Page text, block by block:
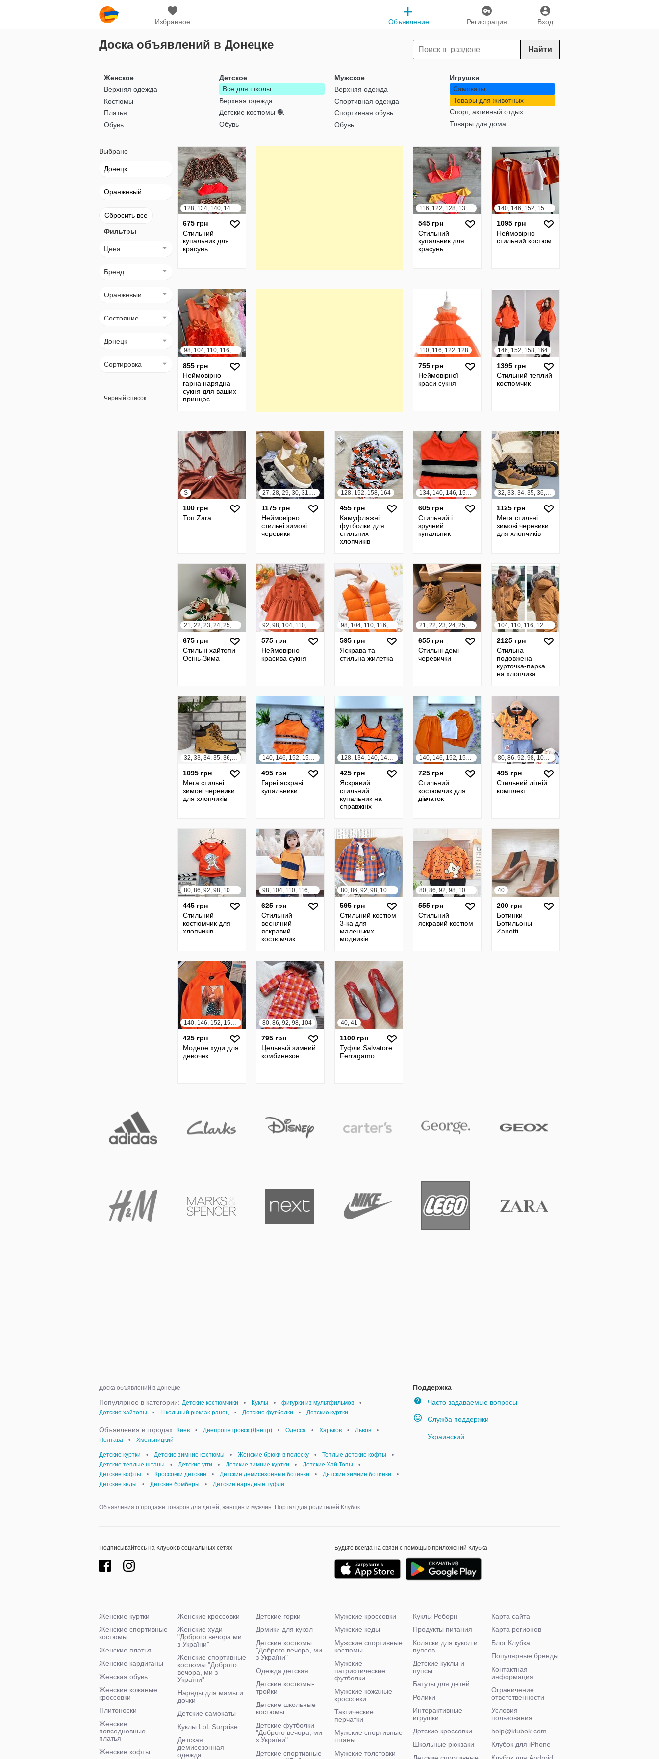
Избранное Вход
Регистрация
Объявление
Доска объявлений в Донецке Найти
Женское
Верхняя одежда
Костюмы
Платья
Обувь
Детское
Все для школы
Верхняя одежда
Детские костюмы 🧶
Обувь
Мужское
Верхняя одежда
Спортивная одежда
Спортивная обувь
Обувь
Игрушки
Самокаты
Товары для животных
Спорт, активный отдых
Товары для дома
Выбрано
Донецк
Оранжевый
Сбросить все
Фильтры
Цена
Бренд
Оранжевый
Состояние
Донецк
Сортировка
Черный список
128, 134, 140, 146, 152, 158, 164
675 грн
Стильний
купальник для
красунь
116, 122, 128, 134, 140, 146, 152, 158, 164
545 грн
Стильний
купальник для
красунь
140, 146, 152, 158, 164
1095 грн
Неймовірно
стильний костюм
98, 104, 110, 116, 122, 128
855 грн
Неймовірно
гарна нарядна
сукня для ваших
принцес
110, 116, 122, 128
755 грн
Неймовірної
краси сукня
146, 152, 158, 164
1395 грн
Стильний теплий
костюмчик
S
100 грн
Топ Zara
27, 28, 29, 30, 31, 32
1175 грн
Неймовірно
стильні зимові
черевики
128, 152, 158, 164
455 грн
Камуфляжні
футболки для
стильних
хлопчиків
134, 140, 146, 152, 158, 164
605 грн
Стильний і
зручний
купальник
32, 33, 34, 35, 36, 37
1125 грн
Мега стильні
зимові черевики
для хлопчиків
21, 22, 23, 24, 25, 26, 27, 28, 29, 30
675 грн
Стильні хайтопи
Осінь-Зима
92, 98, 104, 110, 116, 122
575 грн
Неймовірно
красива сукня
98, 104, 110, 116, 122, 128, 134, 140
595 грн
Яскрава та
стильна жилетка
21, 22, 23, 24, 25, 26, 27, 28, 29, 30
655 грн
Стильні демі
черевички
104, 110, 116, 122, 128, 134, 140, 146
2125 грн
Стильна
подовжена
курточка-парка
на хлопчика
32, 33, 34, 35, 36, 37
1095 грн
Мега стильні
зимові черевики
для хлопчиків
140, 146, 152, 158, 164
495 грн
Гарні яскраві
купальники
128, 134, 140, 146, 152, 158, 164
425 грн
Яскравий
стильний
купальник на
справжніх
140, 146, 152, 158, 164
725 грн
Стильний
костюмчик для
дівчаток
80, 86, 92, 98, 104, 110
495 грн
Стильний літній
комплект
80, 86, 92, 98, 104, 110, 116, 122
445 грн
Стильний
костюмчик для
хлопчиків
98, 104, 110, 116, 122, 128
625 грн
Стильний
весняний
яскравий
костюмчик
80, 86, 92, 98, 104, 110, 116, 122
595 грн
Стильний костюм
3-ка для
маленьких
модників
80, 86, 92, 98, 104, 110, 116, 122
555 грн
Стильний
яскравий костюм
40
200 грн
Ботинки
Ботильоны
Zanotti
140, 146, 152, 158, 164
425 грн
Модное худи для
девочек
80, 86, 92, 98, 104
795 грн
Цельный зимний
комбинезон
40, 41
1100 грн
Туфли Salvatore
Ferragamo
Поддержка
Часто задаваемые вопросы
Служба поддержки
Украинский
Доска объявлений в Донецке
Популярное в категории: Детские костюмчики • Куклы • фигурки из мультфильмов
•
Детские хайтопы
• Школьный рюкзак-ранец • Детские футболки • Детские куртки
Объявления в городах: Киев • Днепропетровск (Днепр) • Одесса • Харьков • Львов
•
Полтава
• Хмельницкий
Детские куртки • Детские зимние костюмы • Женские брюки в полоску • Теплые детские кофты
•
Детские теплые штаны
• Детские угги • Детские зимние куртки • Детские Хай Топы
•
Детские кофты
• Кроссовки детские • Детские демисезонные ботинки • Детские зимние ботинки
•
Детские кеды
• Детские бомберы • Детские нарядные туфли
Объявления о продаже товаров для детей, женщин и мужчин. Портал для родителей Клубок.
Подписывайтесь на Клубок в социальных сетях Будьте всегда на связи с помощью приложений Клубка
Женские куртки
Женские спортивные
костюмы
Женские платья
Женские кардиганы
Женская обувь
Женские кожаные
кроссовки
Плитоноски
Женские
повседневные
платья
Женские кофты
Женские кроссовки
Женские худи
"Доброго вечора ми
з України"
Женские спортивные
костюмы "Доброго
вечора, ми з
України"
Наряды для мамы и
дочки
Детские самокаты
Куклы LoL Surprise
Детская
демисезонная
одежда
Детские горки
Домики для кукол
Детские костюмы
"Доброго вечора, ми
з України"
Одежда детская
Детские костюмы-
тройки
Детские школьные
костюмы
Детские футболки
"Доброго вечора, ми
з України"
Детские спортивные
Мужские кроссовки
Мужские кеды
Мужские спортивные
костюмы
Мужские
патриотические
футболки
Мужские кожаные
кроссовки
Тактические
перчатки
Мужские спортивные
штаны
Мужские толстовки
Куклы Реборн
Продукты питания
Коляски для кукол и
пупсов
Детские куклы и
пупсы
Батуты для детей
Ролики
Интерактивные
игрушки
Детские кроссовки
Школьные рюкзаки
Детские спортивные
Карта сайта
Карта регионов
Блог Клубка
Популярные бренды
Контактная
информация
Ограничение
ответственности
Условия
пользования
help@klubok.com
Клубок для iPhone
Клубок для Android